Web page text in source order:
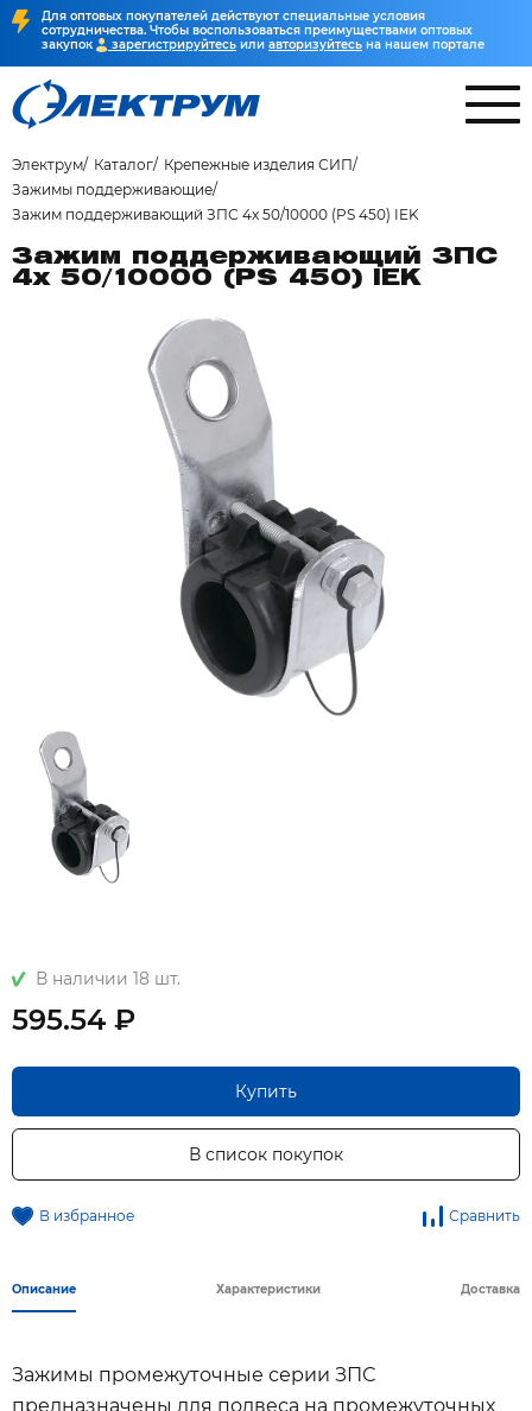
Для оптовых покупателей действуют специальные условия
сотрудничества. Чтобы воспользоваться преимуществами оптовых
закупок
зарегистрируйтесь или авторизуйтесь на нашем портале
Электрум Каталог
Крепежные изделия СИП
Зажимы поддерживающие
Зажим поддерживающий ЗПС 4х 50/10000 (PS 450) IEK
Зажим поддерживающий ЗПС
4х 50/10000 (PS 450) IEK
В наличии 18 шт.
595.54 ₽
Купить
В список покупок
В избранное Сравнить
Описание Характеристики Доставка
Зажимы промежуточные серии ЗПС
предназначены для подвеса на промежуточных